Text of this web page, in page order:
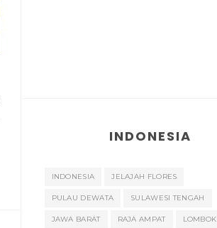
INDONESIA
INDONESIA JELAJAH FLORES
PULAU DEWATA SULAWESI TENGAH
JAWA BARAT RAJA AMPAT LOMBOK